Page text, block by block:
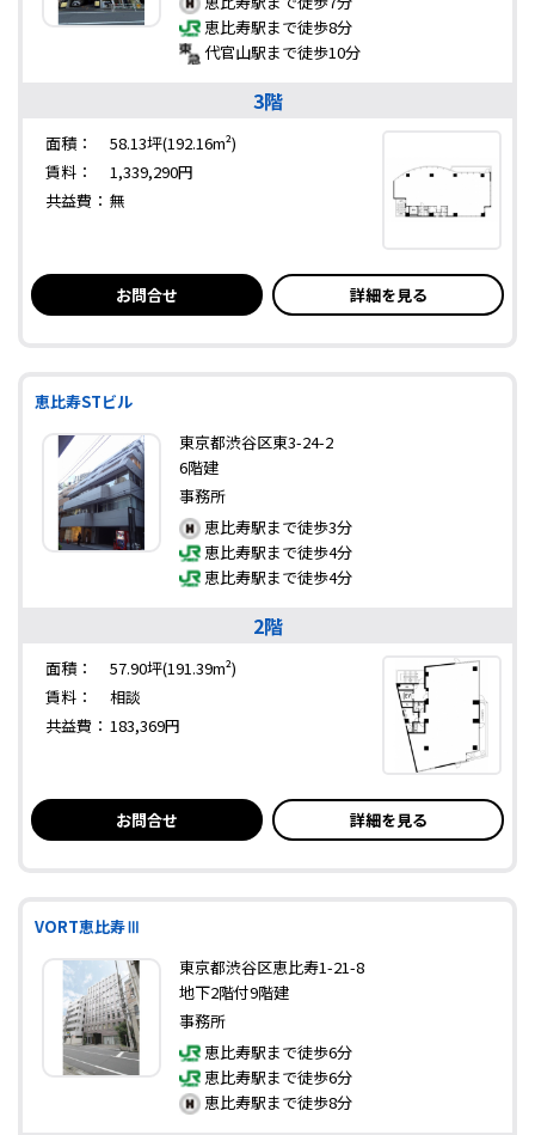
恵比寿駅まで徒歩8分
代官山駅まで徒歩10分
3階
面積：
58.13坪(192.16m²)
賃料：
1,339,290円
共益費： 無
お問合せ 詳細を見る
恵比寿STビル
東京都渋谷区東3-24-2
6階建
事務所
恵比寿駅まで徒歩3分
恵比寿駅まで徒歩4分
恵比寿駅まで徒歩4分
2階
面積：
57.90坪(191.39m²)
賃料：
相談
共益費： 183,369円
お問合せ 詳細を見る
VORT恵比寿Ⅲ
東京都渋谷区恵比寿1-21-8
地下2階付9階建
事務所
恵比寿駅まで徒歩6分
恵比寿駅まで徒歩6分
恵比寿駅まで徒歩8分